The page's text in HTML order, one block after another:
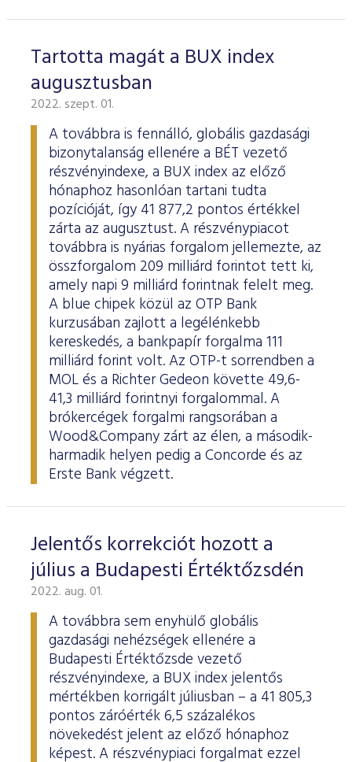
Tartotta magát a BUX index
augusztusban
2022. szept. 01.
A továbbra is fennálló, globális gazdasági
bizonytalanság ellenére a BÉT vezető
részvényindexe, a BUX index az előző
hónaphoz hasonlóan tartani tudta
pozícióját, így 41 877,2 pontos értékkel
zárta az augusztust. A részvénypiacot
továbbra is nyárias forgalom jellemezte, az
összforgalom 209 milliárd forintot tett ki,
amely napi 9 milliárd forintnak felelt meg.
A blue chipek közül az OTP Bank
kurzusában zajlott a legélénkebb
kereskedés, a bankpapír forgalma 111
milliárd forint volt. Az OTP-t sorrendben a
MOL és a Richter Gedeon követte 49,6-
41,3 milliárd forintnyi forgalommal. A
brókercégek forgalmi rangsorában a
Wood&Company zárt az élen, a második-
harmadik helyen pedig a Concorde és az
Erste Bank végzett.
Jelentős korrekciót hozott a
július a Budapesti Értéktőzsdén
2022. aug. 01.
A továbbra sem enyhülő globális
gazdasági nehézségek ellenére a
Budapesti Értéktőzsde vezető
részvényindexe, a BUX index jelentős
mértékben korrigált júliusban – a 41 805,3
pontos záróérték 6,5 százalékos
növekedést jelent az előző hónaphoz
képest. A részvénypiaci forgalmat ezzel